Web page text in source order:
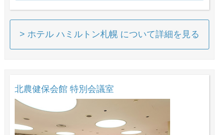
> ホテル ハミルトン札幌 について詳細を見る
北農健保会館 特別会議室